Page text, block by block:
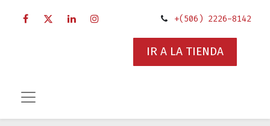
+(506) 2226-8142
IR A LA TIENDA